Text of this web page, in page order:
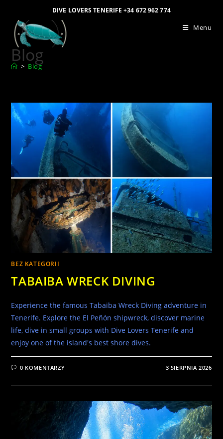
DIVE LOVERS TENERIFE +34 672 962 774
Menu
Blog
> Blog
BEZ KATEGORII
TABAIBA WRECK DIVING
Experience the famous Tabaiba Wreck Diving adventure in
Tenerife. Explore the El Peñón shipwreck, discover marine
life, dive in small groups with Dive Lovers Tenerife and
enjoy one of the island's best shore dives.
0 KOMENTARZY 3 SIERPNIA 2026